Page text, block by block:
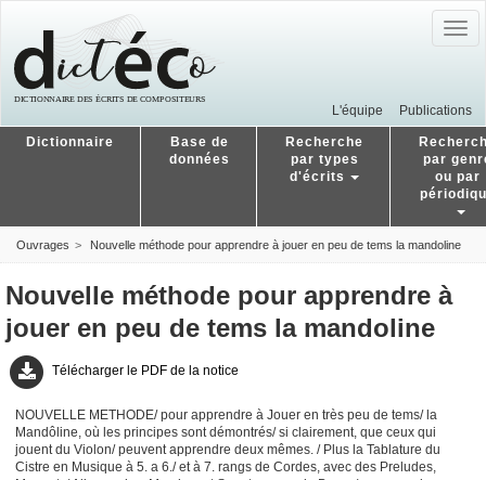
L'équipe Publications
Dictionnaire
Base de
données
Recherche
par types
d'écrits
par
ou par
Ouvrages Nouvelle méthode pour apprendre à jouer en peu de tems la mandoline
Nouvelle méthode pour apprendre à
jouer en peu de tems la mandoline
Télécharger le PDF de la notice
NOUVELLE METHODE/ pour apprendre à Jouer en très peu de tems/ la
Mandôline, où les principes sont démontrés/ si clairement, que ceux qui
jouent du Violon/ peuvent apprendre deux mêmes. / Plus la Tablature du
Cistre en Musique à 5. a 6./ et à 7. rangs de Cordes, avec des Preludes,